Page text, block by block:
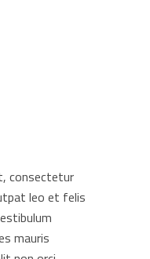
consectetur
leo et felis
mauris